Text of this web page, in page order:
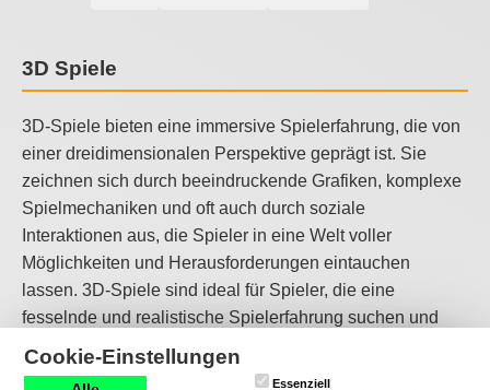
3D Spiele
3D-Spiele bieten eine immersive Spielerfahrung, die von
einer dreidimensionalen Perspektive geprägt ist. Sie
zeichnen sich durch beeindruckende Grafiken, komplexe
Spielmechaniken und oft auch durch soziale
Interaktionen aus, die Spieler in eine Welt voller
Möglichkeiten und Herausforderungen eintauchen
lassen. 3D-Spiele sind ideal für Spieler, die eine
fesselnde und realistische Spielerfahrung suchen und
sich in einer Welt voller Fantasie und Möglichkeiten
verlieren möchten.
Cookie-Einstellungen
Essenziell